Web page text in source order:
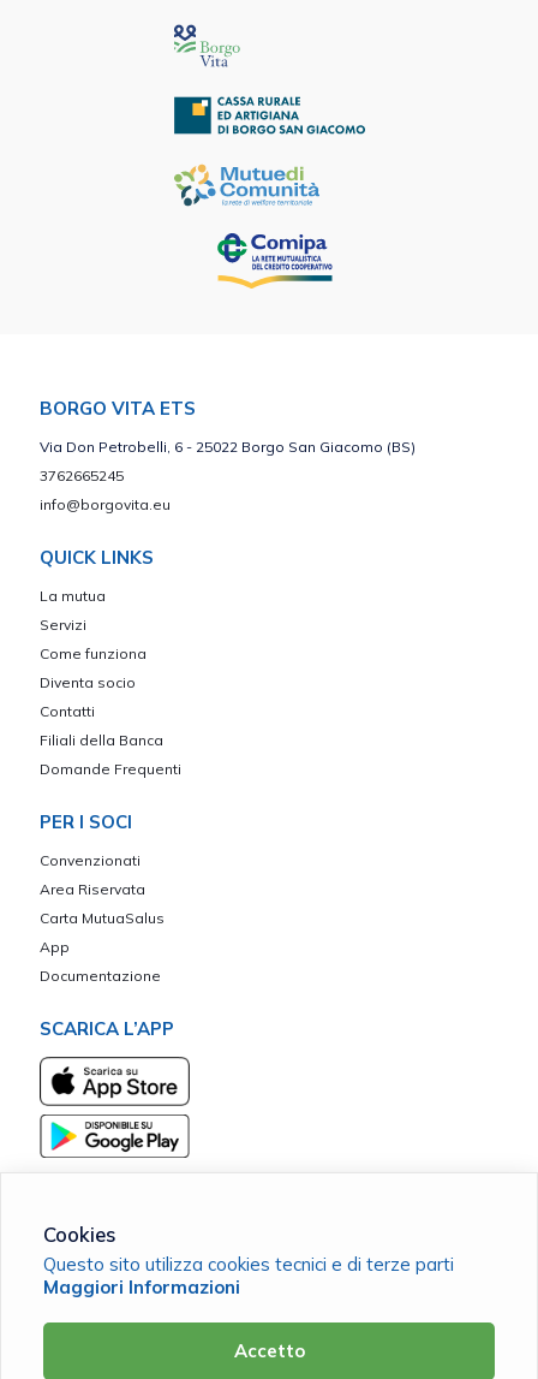
BORGO VITA ETS
Via Don Petrobelli, 6 - 25022 Borgo San Giacomo (BS)
3762665245
info@borgovita.eu
QUICK LINKS
La mutua
Servizi
Come funziona
Diventa socio
Contatti
Filiali della Banca
Domande Frequenti
PER I SOCI
Convenzionati
Area Riservata
Carta MutuaSalus
App
Documentazione
SCARICA L’APP
Borgo Vita ETS
C.F. 98209820178 |Cookie Policy
Cookies
Questo sito utilizza cookies tecnici e di terze parti
Maggiori Informazioni
Accetto